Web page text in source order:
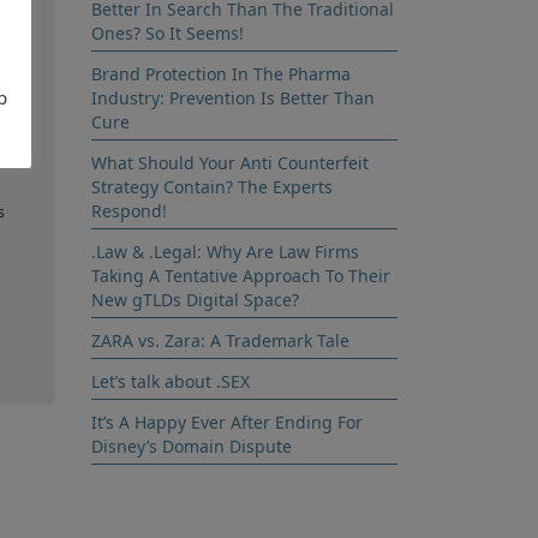
Better In Search Than The Traditional
Ones? So It Seems!
Brand Protection In The Pharma
Industry: Prevention Is Better Than
Cure
What Should Your Anti Counterfeit
Strategy Contain? The Experts
Respond!
.Law & .Legal: Why Are Law Firms
Taking A Tentative Approach To Their
New gTLDs Digital Space?
ZARA vs. Zara: A Trademark Tale
Let’s talk about .SEX
It’s A Happy Ever After Ending For
Disney’s Domain Dispute